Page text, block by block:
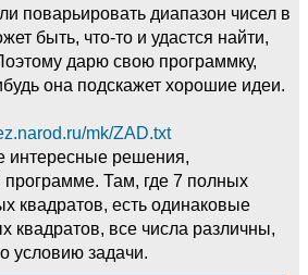
поварьировать диапазон чисел в
быть, что-то и удастся найти,
дарю свою программку,
она подскажет хорошие идеи.
mk/ZAD.txt
интересные решения,
программе. Там, где 7 полных
квадратов, есть одинаковые
квадратов, все числа различны,
условию задачи.